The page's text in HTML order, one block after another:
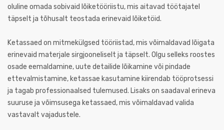
oluline omada sobivaid lõiketööriistu, mis aitavad töötajatel
täpselt ja tõhusalt teostada erinevaid lõiketöid.
Ketassaed on mitmekülgsed tööriistad, mis võimaldavad lõigata
erinevaid materjale sirgjooneliselt ja täpselt. Olgu selleks roostes
osade eemaldamine, uute detailide lõikamine või pindade
ettevalmistamine, ketassae kasutamine kiirendab tööprotsessi
ja tagab professionaalsed tulemused. Lisaks on saadaval erineva
suuruse ja võimsusega ketassaed, mis võimaldavad valida
vastavalt vajadustele.